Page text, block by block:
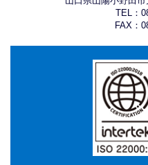
TEL：
FAX：